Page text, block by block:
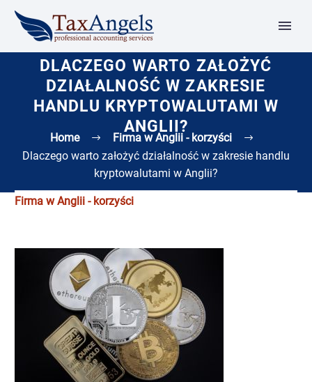
DLACZEGO WARTO ZAŁOŻYĆ
DZIAŁALNOŚĆ W ZAKRESIE
HANDLU KRYPTOWALUTAMI W
ANGLII?
Home
Firma w Anglii - korzyści
Dlaczego warto założyć działalność w zakresie handlu
kryptowalutami w Anglii?
Firma w Anglii - korzyści